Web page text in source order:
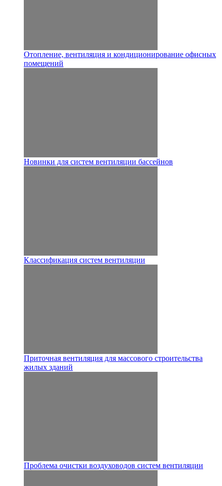
Отопление, вентиляция и кондиционирование офисных
помещений
Новинки для систем вентиляции бассейнов
Классификация систем вентиляции
Приточная вентиляция для массового строительства
жилых зданий
Проблема очистки воздуховодов систем вентиляции